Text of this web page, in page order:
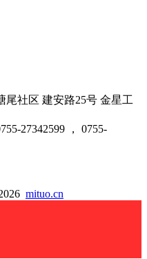
尾社区 建安路25号 金星工
27342599 ， 0755-
mituo.cn